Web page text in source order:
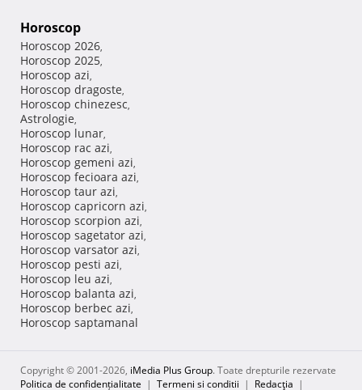
Horoscop
Horoscop 2026,
Horoscop 2025,
Horoscop azi,
Horoscop dragoste,
Horoscop chinezesc,
Astrologie,
Horoscop lunar,
Horoscop rac azi,
Horoscop gemeni azi,
Horoscop fecioara azi,
Horoscop taur azi,
Horoscop capricorn azi,
Horoscop scorpion azi,
Horoscop sagetator azi,
Horoscop varsator azi,
Horoscop pesti azi,
Horoscop leu azi,
Horoscop balanta azi,
Horoscop berbec azi,
Horoscop saptamanal
Copyright © 2001-2026, iMedia Plus Group. Toate drepturile rezervate
Politica de confidențialitate | Termeni si conditii | Redacţia |